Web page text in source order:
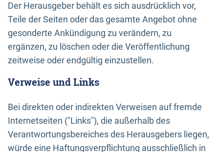
Der Herausgeber behält es sich ausdrücklich vor,
Teile der Seiten oder das gesamte Angebot ohne
gesonderte Ankündigung zu verändern, zu
ergänzen, zu löschen oder die Veröffentlichung
zeitweise oder endgültig einzustellen.
Verweise und Links
Bei direkten oder indirekten Verweisen auf fremde
Internetseiten ("Links"), die außerhalb des
Verantwortungsbereiches des Herausgebers liegen,
würde eine Haftungsverpflichtung ausschließlich in